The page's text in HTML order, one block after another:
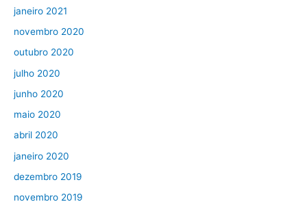
janeiro 2021
novembro 2020
outubro 2020
julho 2020
junho 2020
maio 2020
abril 2020
janeiro 2020
dezembro 2019
novembro 2019